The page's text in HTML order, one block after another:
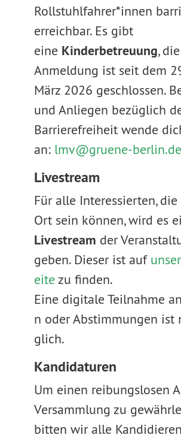
Rollstuhlfahrer*innen
erreichbar. Es gibt
eine Kinderbetreuung, die
Anmeldung ist seit dem
März 2026 geschlossen.
und Anliegen bezüglich
Barrierefreiheit wende
an: lmv@gruene-berlin.de
Livestream
Für alle Interessierten,
Ort sein können, wird es
Livestream der
geben. Dieser ist auf
eite zu finden.
Eine digitale Teilnahme
n oder Abstimmungen ist
glich.
Kandidaturen
Um einen reibungslosen
Versammlung zu
bitten wir alle